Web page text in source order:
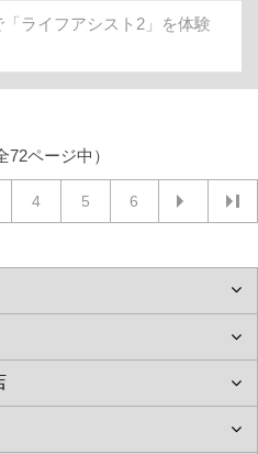
ライフアシスト2」を体験
72ページ中）
4 5 6